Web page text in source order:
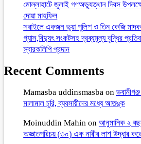
মোল্লাহাটে জুলাই গণঅভ্যুত্থান দিবস
দোয়া মাহফিল
সরাইলে একজন ভুয়া পুলিশ ও তিন কেজি
গ্যাস,বিদ্যুৎ সংকটসহ দ্রব্যমূল্য বৃদ্ধির
স্বারকলিপি প্রদান
Recent Comments
Mamasba uddinsmasba on
মালামাল চুরি, ব্যবসায়ীদের মধ্যে আতঙ্ক
Moinuddin Mahin on আনুমানিক ২
অজ্ঞাতপরিচয় (৩০) এক নারীর লাশ উদ্ধার